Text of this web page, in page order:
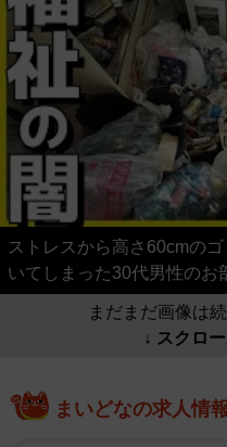
ストレスから高さ60cmの
いてしまった30代男性のお
まだまだ画像は
↓ スクロ
まいどなの求人情